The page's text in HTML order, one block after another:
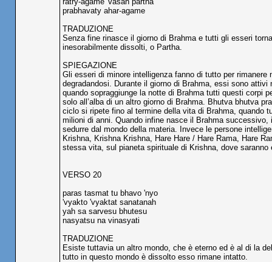
prabhavaty ahar-agame
TRADUZIONE
Senza fine rinasce il giorno di Brahma e tutti gli esseri
inesorabilmente dissolti, o Partha.
SPIEGAZIONE
Gli esseri di minore intelligenza fanno di tutto per rimanere
degradandosi. Durante il giorno di Brahma, essi sono
quando sopraggiunge la notte di Brahma tutti questi corpi
solo all’alba di un altro giorno di Brahma. Bhutva bhutva
ciclo si ripete fino al termine della vita di Brahma, quando
milioni di anni. Quando infine nasce il Brahma
sedurre dal mondo della materia. Invece le persone
Krishna, Krishna Krishna, Hare Hare / Hare Rama, Hare
stessa vita, sul pianeta spirituale di Krishna, dove
VERSO 20
paras tasmat tu bhavo 'nyo
'vyakto 'vyaktat sanatanah
yah sa sarvesu bhutesu
nasyatsu na vinasyati
TRADUZIONE
Esiste tuttavia un altro mondo, che è eterno ed è al di la
tutto in questo mondo è dissolto esso rimane intatto.